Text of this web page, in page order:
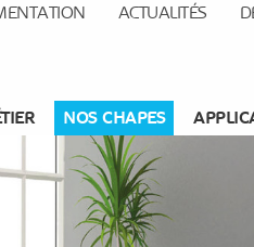
ACTUALITÉS
NOS CHAPES